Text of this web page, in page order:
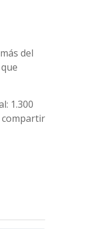
del
1.300
compartir